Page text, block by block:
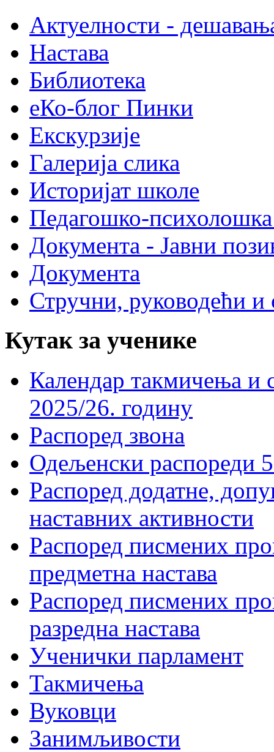
Актуелности -
Настава
Библиотека
еКо-блог Пинки
Екскурзије
Галерија слика
Историјат школе
Педагошко-психолошка
Документа - Јавни
Документа
Стручни, руководећи и
Кутак за ученике
Календар такмичења
2025/26. годину
Распоред звона
Одељенски распореди
Распоред додатне,
наставних активности
Распоред писмених
предметна настава
Распоред писмених
разредна настава
Ученички парламент
Такмичења
Вуковци
Занимљивости